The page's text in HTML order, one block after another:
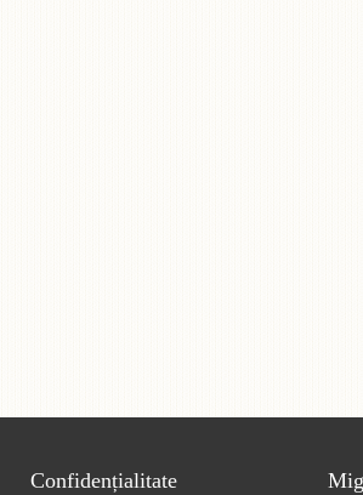
Confidențialitate